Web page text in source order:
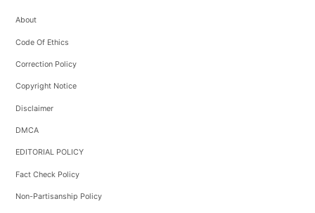
About
Code Of Ethics
Correction Policy
Copyright Notice
Disclaimer
DMCA
EDITORIAL POLICY
Fact Check Policy
Non-Partisanship Policy